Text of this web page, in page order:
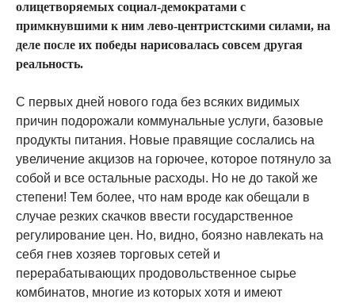
олицетворяемых социал-демократами с
примкнувшими к ним лево-центристскими силами, на
деле после их победы нарисовалась совсем другая
реальность.
С первых дней нового года без всяких видимых
причин подорожали коммунальные услуги, базовые
продукты питания. Новые правящие сослались на
увеличение акцизов на горючее, которое потянуло за
собой и все остальные расходы. Но не до такой же
степени! Тем более, что нам вроде как обещали в
случае резких скачков ввести государственное
регулирование цен. Но, видно, боязно навлекать на
себя гнев хозяев торговых сетей и
перерабатывающих продовольственное сырье
комбинатов, многие из которых хотя и имеют